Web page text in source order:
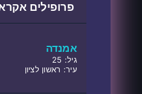
פרופילים
אמנדה
גיל: 25
עיר: ראשון לציון